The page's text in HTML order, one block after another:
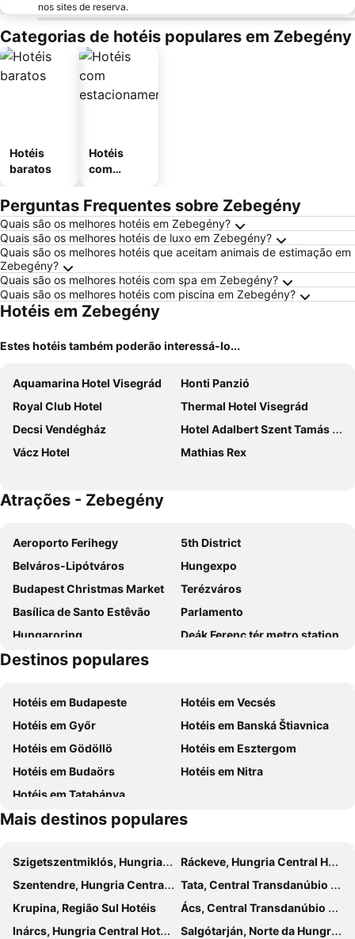
nos sites de reserva.
Categorias de hotéis populares em Zebegény
Hotéis
baratos
Hotéis
com
mento
Perguntas Frequentes sobre Zebegény
Quais são os melhores hotéis em Zebegény?
Quais são os melhores hotéis de luxo em Zebegény?
Quais são os melhores hotéis que aceitam animais de estimação em
Zebegény?
Quais são os melhores hotéis com spa em Zebegény?
Quais são os melhores hotéis com piscina em Zebegény?
Hotéis em Zebegény
Estes hotéis também poderão interessá-lo...
Aquamarina Hotel Visegrád
Honti Panzió
Royal Club Hotel
Thermal Hotel Visegrád
Decsi Vendégház
Hotel Adalbert Szent Tamás ház
Vácz Hotel
Mathias Rex
Atrações - Zebegény
Aeroporto Ferihegy
5th District
Belváros-Lipótváros
Hungexpo
Budapest Christmas Market
Terézváros
Basílica de Santo Estêvão
Parlamento
Hungaroring
Deák Ferenc tér metro station
Mercado Central
Buda Castle
Buda Castle
Vorosmarty Square
Szechenyi Thermal Bath
Ponte das Correntes
Keleti Train Station
Rám Gorge
International Palace Games of Visegrád
Danube Bend
Apátkút Valley
Esztergomi Bazilika
Szentendre régi városa
10th District
City Park
Pestszentimre
Pesthidegkút-Ófalu
Újpalota
Gyárdűlő
Népliget
Destinos populares
Hotéis em Budapeste
Hotéis em Vecsés
Hotéis em Győr
Hotéis em Banská Štiavnica
Hotéis em Gödöllö
Hotéis em Esztergom
Hotéis em Budaörs
Hotéis em Nitra
Hotéis em Tatabánya
Mais destinos populares
Szigetszentmiklós, Hungria Central Hotéis
Ráckeve, Hungria Central Hotéis
Szentendre, Hungria Central Hotéis
Tata, Central Transdanúbio Hotéis
Krupina, Região Sul Hotéis
Ács, Central Transdanúbio Hotéis
Inárcs, Hungria Central Hotéis
Salgótarján, Norte da Hungria Hotéis